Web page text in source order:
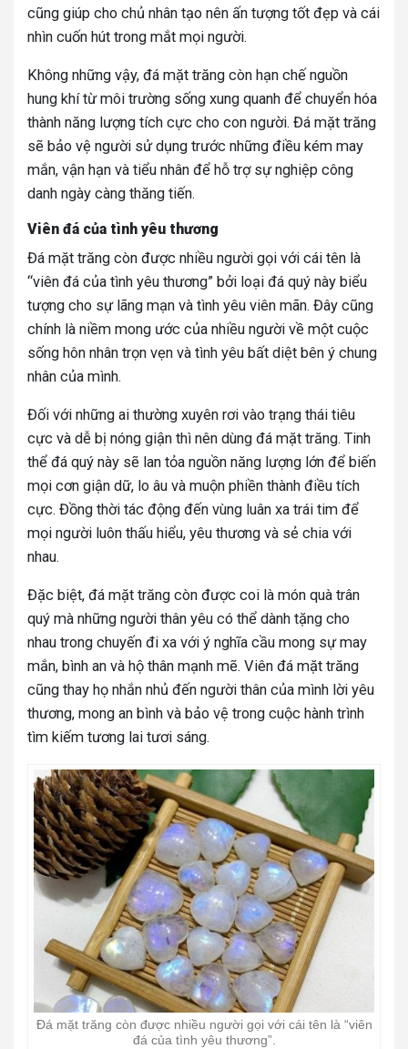
cũng giúp cho chủ nhân tạo nên ấn tượng tốt đẹp và cái
nhìn cuốn hút trong mắt mọi người.
Không những vậy, đá mặt trăng còn hạn chế nguồn
hung khí từ môi trường sống xung quanh để chuyển hóa
thành năng lượng tích cực cho con người. Đá mặt trăng
sẽ bảo vệ người sử dụng trước những điều kém may
mắn, vận hạn và tiểu nhân để hỗ trợ sự nghiệp công
danh ngày càng thăng tiến.
Viên đá của tình yêu thương
Đá mặt trăng còn được nhiều người gọi với cái tên là
“viên đá của tình yêu thương” bởi loại đá quý này biểu
tượng cho sự lãng mạn và tình yêu viên mãn. Đây cũng
chính là niềm mong ước của nhiều người về một cuộc
sống hôn nhân trọn vẹn và tình yêu bất diệt bên ý chung
nhân của mình.
Đối với những ai thường xuyên rơi vào trạng thái tiêu
cực và dễ bị nóng giận thì nên dùng đá mặt trăng. Tinh
thể đá quý này sẽ lan tỏa nguồn năng lượng lớn để biến
mọi cơn giận dữ, lo âu và muộn phiền thành điều tích
cực. Đồng thời tác động đến vùng luân xa trái tim để
mọi người luôn thấu hiểu, yêu thương và sẻ chia với
nhau.
Đặc biệt, đá mặt trăng còn được coi là món quà trân
quý mà những người thân yêu có thể dành tặng cho
nhau trong chuyến đi xa với ý nghĩa cầu mong sự may
mắn, bình an và hộ thân mạnh mẽ. Viên đá mặt trăng
cũng thay họ nhắn nhủ đến người thân của mình lời yêu
thương, mong an bình và bảo vệ trong cuộc hành trình
tìm kiếm tương lai tươi sáng.
Đá mặt trăng còn được nhiều người gọi với cái tên là “viên
đá của tình yêu thương”.